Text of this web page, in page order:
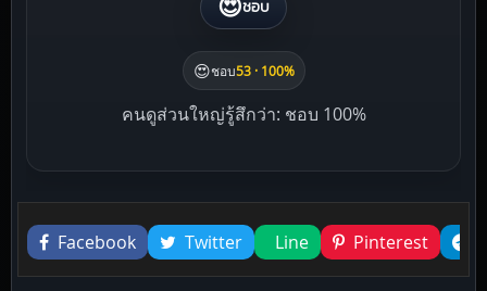
😍ชอบ
😍ชอบ53 · 100%
คนดูส่วนใหญ่รู้สึกว่า: ชอบ 100%
Liked this
Facebook
Twitter Line Pinterest